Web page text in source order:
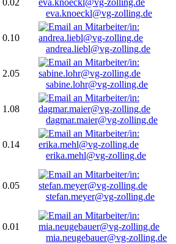
0.02
eva.knoeckl@vg-zolling.de
0.10
andrea.liebl@vg-zolling.de
2.05
sabine.lohr@vg-zolling.de
1.08
dagmar.maier@vg-zolling.de
0.14
erika.mehl@vg-zolling.de
0.05
stefan.meyer@vg-zolling.de
0.01
mia.neugebauer@vg-zolling.de